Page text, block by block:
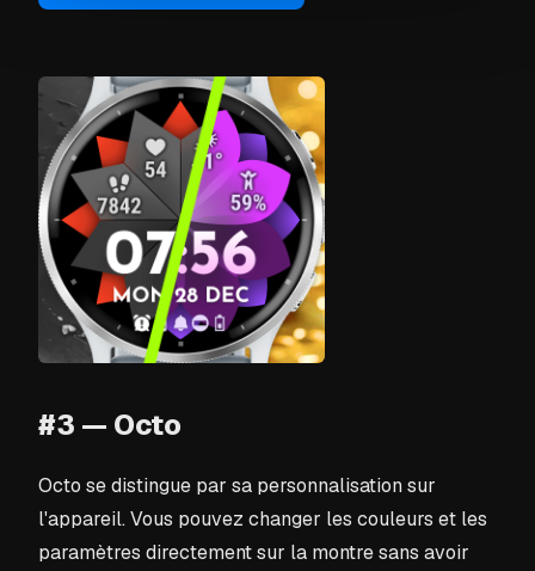
#3 — Octo
Octo se distingue par sa personnalisation sur
l'appareil. Vous pouvez changer les couleurs et les
paramètres directement sur la montre sans avoir